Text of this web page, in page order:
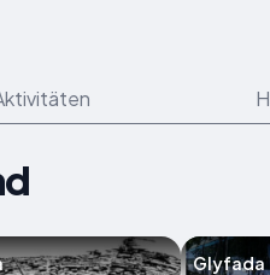
Glyfada